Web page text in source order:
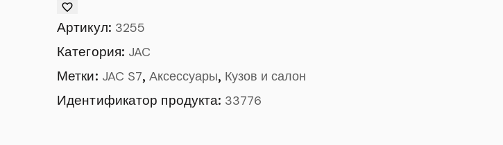
Артикул: 3255
Категория: JAC
Метки: JAC S7, Аксессуары, Кузов и салон
Идентификатор продукта: 33776